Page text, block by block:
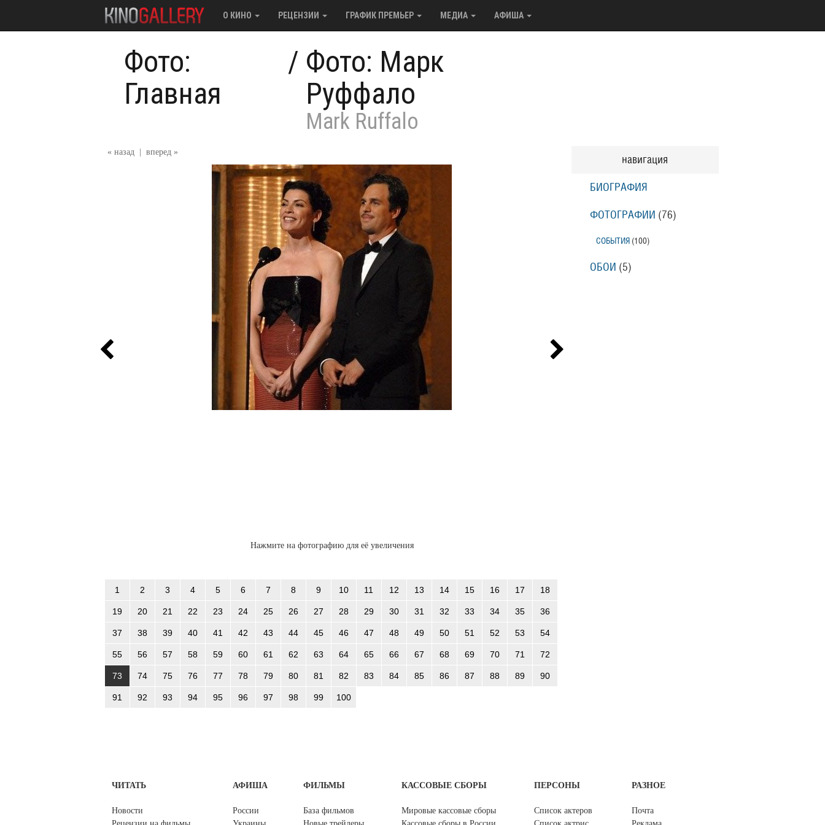
О КИНО РЕЦЕНЗИИ ГРАФИК ПРЕМЬЕР МЕДИА АФИША
Фото:
Главная
/ Фото: Марк
Руффало
Mark Ruffalo
« назад вперед »
Нажмите на фотографию для её увеличения
1 2 3 4 5 6 7 8 9 10 11 12 13 14 15 16 17 18
19 20 21 22 23 24 25 26 27 28 29 30 31 32 33 34 35 36
37 38 39 40 41 42 43 44 45 46 47 48 49 50 51 52 53 54
55 56 57 58 59 60 61 62 63 64 65 66 67 68 69 70 71 72
73 74 75 76 77 78 79 80 81 82 83 84 85 86 87 88 89 90
91 92 93 94 95 96 97 98 99 100
навигация
БИОГРАФИЯ
ФОТОГРАФИИ (76)
СОБЫТИЯ (100)
ОБОИ (5)
ЧИТАТЬ
Новости
АФИША
России
ФИЛЬМЫ
База фильмов
КАССОВЫЕ СБОРЫ
Мировые кассовые сборы
ПЕРСОНЫ
Список актеров
РАЗНОЕ
Почта